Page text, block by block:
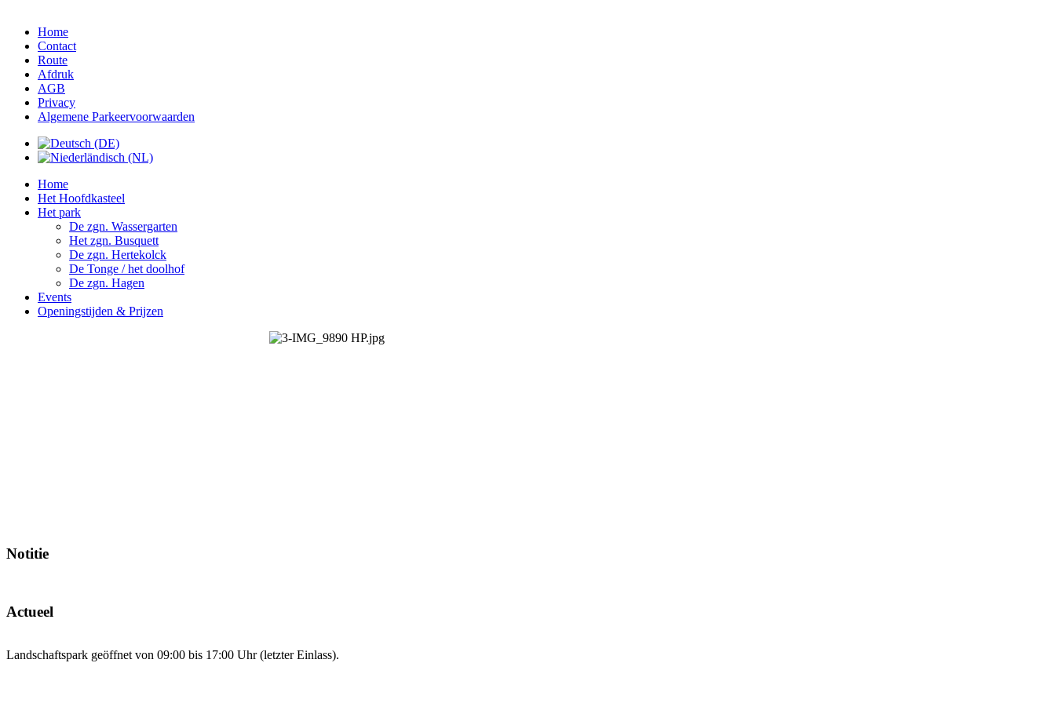
Home
Contact
Route
Afdruk
AGB
Privacy
Algemene Parkeervoorwaarden
Home
Het Hoofdkasteel
Het park
De zgn. Wassergarten
Het zgn. Busquett
De zgn. Hertekolck
De Tonge / het doolhof
De zgn. Hagen
Events
Openingstijden & Prijzen
Notitie
Actueel
Landschaftspark geöffnet von 09:00 bis 17:00 Uhr (letzter Einlass).